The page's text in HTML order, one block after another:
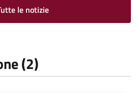
le notizie
(2)